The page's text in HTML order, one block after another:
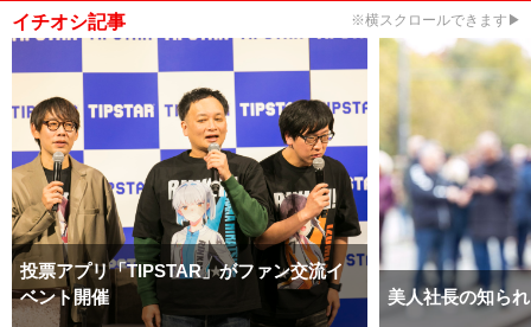
イチオシ記事 ※横スクロールできます▶
投票アプリ「TIPSTAR」がファン交流イ
ベント開催
美人社長の知ら